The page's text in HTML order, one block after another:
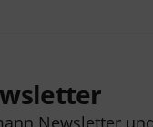
Newsletter